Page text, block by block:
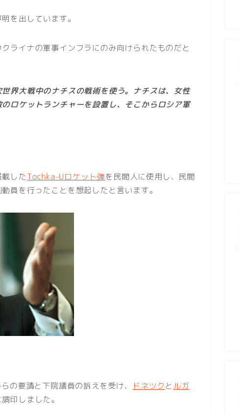
を出しています。
ライナの軍事インフラにのみ向けられたものだと
界大戦中のナチスの戦術を使う。ナチスは、女性
ロケットランチャーを設置し、そこからロシア軍
したTochka-Uロケット弾を民間人に使用し、民間
員を行ったことを想起したと言います。
の要請と下院議員の訴えを受け、 ドネツク と ルガ
印しました。